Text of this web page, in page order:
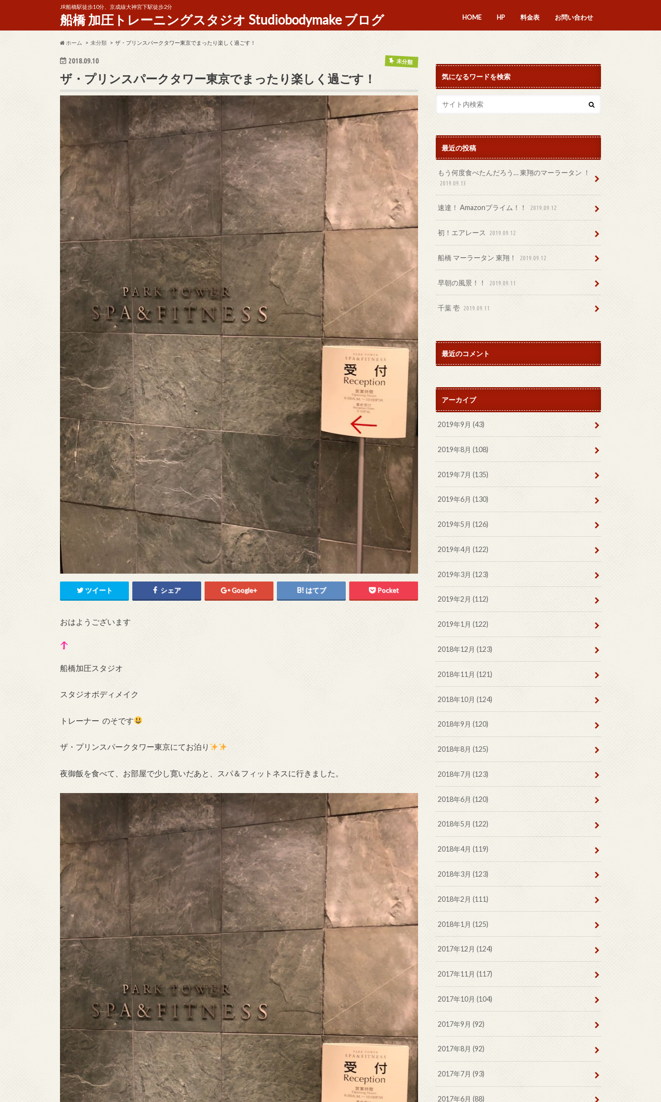
JR船橋駅徒歩10分、京成線大神宮下駅徒歩2分
船橋 加圧トレーニングスタジオ Studiobodymake ブログ HOME HP 料金表 お問い合わせ
ホーム 未分類 ザ・プリンスパークタワー東京でまったり楽しく過ごす！
2018.09.10 未分類
ザ・プリンスパークタワー東京でまったり楽しく過ごす！
ツイート シェア Google+ はてブ Pocket
おはようございます
船橋加圧スタジオ
スタジオボディメイク
トレーナー のそです
ザ・プリンスパークタワー東京にてお泊り
夜御飯を食べて、お部屋で少し寛いだあと、スパ＆フィットネスに行きました。
気になるワードを検索
最近の投稿
もう何度食べたんだろう… 東翔のマーラータン ！
2019.09.13
速達！ Amazonプライム！！ 2019.09.12
初！エアレース 2019.09.12
船橋 マーラータン 東翔！ 2019.09.12
早朝の風景！！ 2019.09.11
千葉 壱 2019.09.11
最近のコメント
アーカイブ
2019年9月 (43)
2019年8月 (108)
2019年7月 (135)
2019年6月 (130)
2019年5月 (126)
2019年4月 (122)
2019年3月 (123)
2019年2月 (112)
2019年1月 (122)
2018年12月 (123)
2018年11月 (121)
2018年10月 (124)
2018年9月 (120)
2018年8月 (125)
2018年7月 (123)
2018年6月 (120)
2018年5月 (122)
2018年4月 (119)
2018年3月 (123)
2018年2月 (111)
2018年1月 (125)
2017年12月 (124)
2017年11月 (117)
2017年10月 (104)
2017年9月 (92)
2017年8月 (92)
2017年7月 (93)
2017年6月 (88)